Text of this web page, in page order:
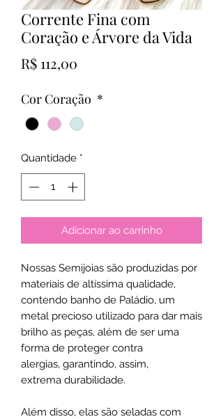
Corrente Fina com
Coração e Árvore da Vida
R$ 112,00
Cor Coração *
Quantidade *
Adicionar ao carrinho
Nossas Semijoias são produzidas por
materiais de altíssima qualidade,
contendo banho de Paládio, um
metal precioso utilizado para dar mais
brilho as peças, além de ser uma
forma de proteger contra
alergias, garantindo, assim,
extrema durabilidade.
Além disso, elas são seladas com